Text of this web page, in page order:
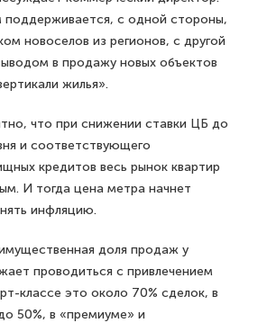
с одной стороны,
новоселов из регионов, с другой
в продажу новых объектов
жилья».
что при снижении ставки ЦБ до
и соответствующего
кредитов весь рынок квартир
И тогда цена метра начнет
инфляцию.
доля продаж у
проводиться с привлечением
классе это около 70% сделок, в
50%, в «премиуме» и